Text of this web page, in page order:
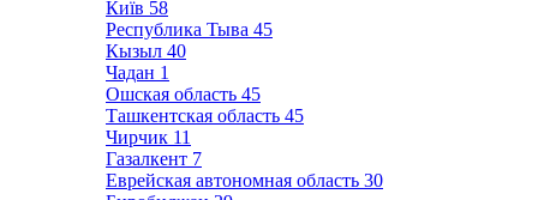
Київ 58
Республика Тыва 45
Кызыл 40
Чадан 1
Ошская область 45
Ташкентская область 45
Чирчик 11
Газалкент 7
Еврейская автономная область 30